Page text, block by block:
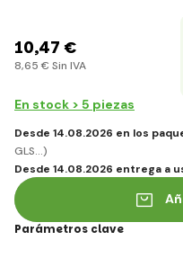
10,47 €
8,65 € Sin IVA
En stock > 5 piezas
Desde 14.08.2026 en los
GLS...)
Desde 14.08.2026 entrega a
Parámetros clave